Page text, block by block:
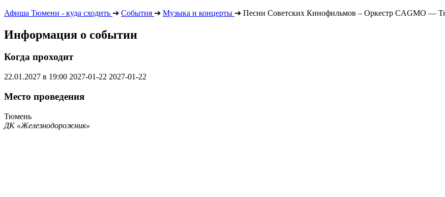
Афиша Тюмени - куда сходить ➔ События ➔ Музыка и концерты ➔ Песни Советских Кинофильмов – Оркестр CAGMO —
Информация о событии
Когда проходит
22.01.2027 в 19:00 2027-01-22 2027-01-22
Место проведения
Тюмень
ДК «Железнодорожник»